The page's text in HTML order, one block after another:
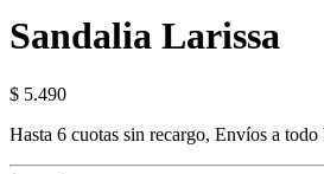
Sandalia Larissa
$ 5.490
Hasta 6 cuotas sin recargo, Envíos a